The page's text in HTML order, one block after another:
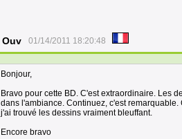
Ouv 01/14/2011 18:20:48
Bonjour,
Bravo pour cette BD. C'est extraordinaire. Les
dans l'ambiance. Continuez, c'est
j'ai trouvé les dessins vraiment bleuffant.
Encore bravo